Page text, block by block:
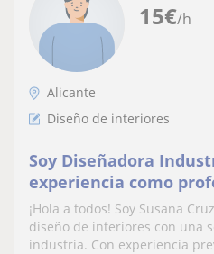
15€/h
Alicante
Diseño de interiores
Soy Diseñadora
experiencia como
Interiores
¡Hola a todos! Soy Susana
diseño de interiores con una
industria. Con experiencia